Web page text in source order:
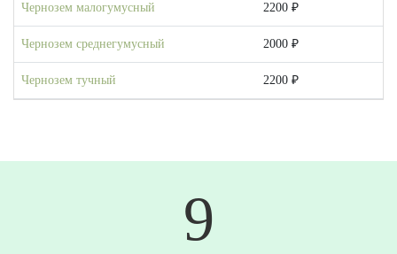
Чернозем малогумусный 2200 ₽
Чернозем среднегумусный 2000 ₽
Чернозем тучный 2200 ₽
10